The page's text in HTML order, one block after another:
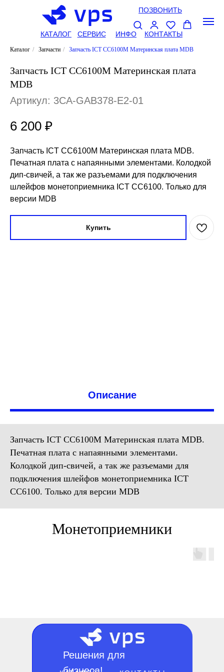
КАТАЛОГ СЕРВИС КОНТАКТЫ
ИНФО
ПОЗВОНИТЬ
Каталог / Запчасти / Запчасть ICT CC6100M Материнская плата MDB
Запчасть ICT CC6100M Материнская плата
MDB
Артикул: 3CA-GAB378-E2-01
6 200 ₽
Запчасть ICT CC6100M Материнская плата MDB.
Печатная плата с напаянными элементами. Колодкой
дип-свичей, а так же разъемами для подключения
шлейфов монетоприемника ICT CC6100. Только для
версии MDB
Купить
Описание
Запчасть ICT CC6100M Материнская плата MDB.
Печатная плата с напаянными элементами.
Колодкой дип-свичей, а так же разъемами для
подключения шлейфов монетоприемника ICT
CC6100. Только для версии MDB
Монетоприемники
Решения для